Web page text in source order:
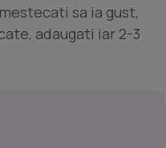
sa ia gust,
adaugati iar 2-3